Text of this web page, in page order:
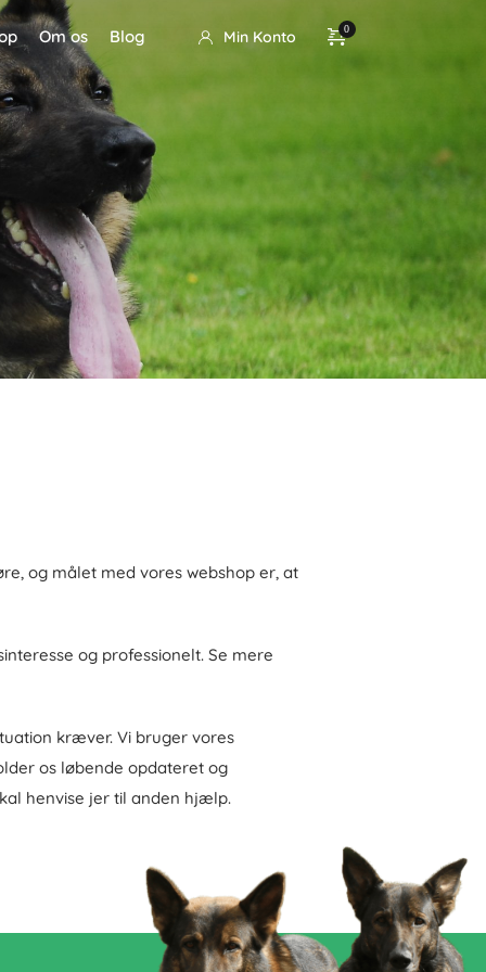
Om os Blog Min Konto
og målet med vores webshop er, at
og professionelt. Se mere
kræver. Vi bruger vores
os løbende opdateret og
henvise jer til anden hjælp.